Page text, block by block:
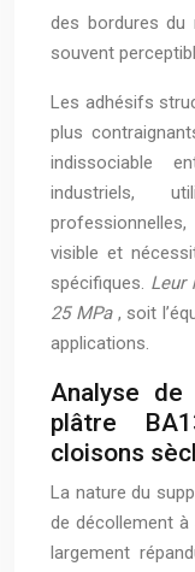
des bordures du
souvent
Les adhésifs
plus
indissociable
industriels,
visible et
spécifiques. Leur
25 MPa , soit
applications.
Analyse
plâtre
cloisons
La nature du
de décollement à
largement